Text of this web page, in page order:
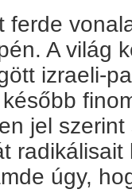
ferde
A világ
izraeli-
jel
radikálisait
úgy,